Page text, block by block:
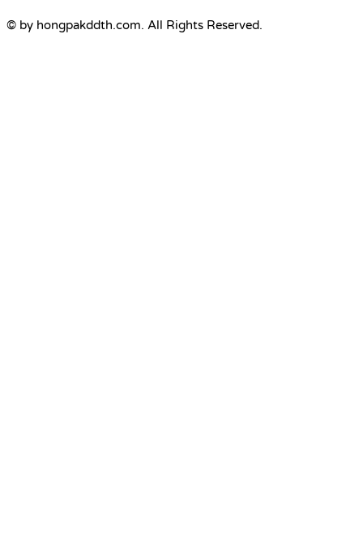
© by hongpakddth.com. All Rights Reserved.